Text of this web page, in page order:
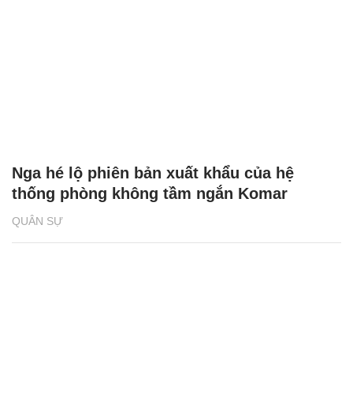
QUÂN SỰ
Nga hé lộ phiên bản xuất khẩu của hệ
thống phòng không tầm ngắn Komar